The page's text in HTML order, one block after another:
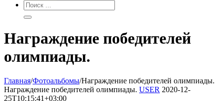
Награждение победителей
олимпиады.
Главная/Фотоальбомы/Награждение победителей олимпиады.
Награждение победителей олимпиады. USER 2020-12-
25T10:15:41+03:00